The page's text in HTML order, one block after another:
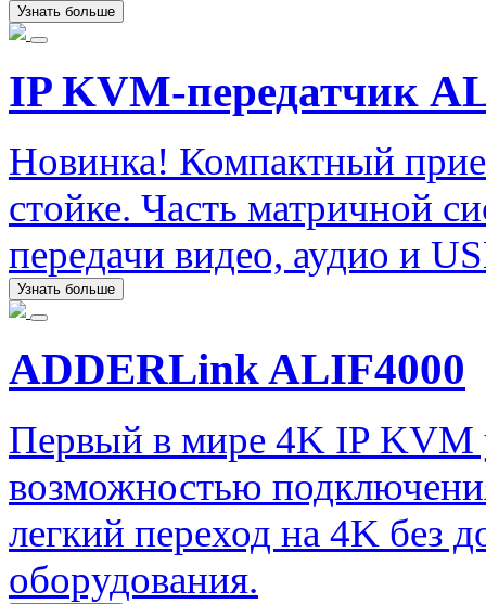
Узнать больше
IP KVM-передатчик
Новинка! Компактный
стойке. Часть матричной
передачи видео, аудио и
Узнать больше
ADDERLink ALIF4000
Первый в мире 4K IP KVM
возможностью
легкий переход на 4K без
оборудования.